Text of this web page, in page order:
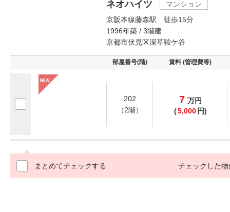
ネオハイツ
マンション
京阪本線藤森駅 徒歩15分
1996年築 / 3階建
京都市伏見区深草鞍ケ谷
部屋番号(階) 賃料 (管理費等)
202
（2階）
7 万円
(5,000 円)
まとめてチェックする チェックした物